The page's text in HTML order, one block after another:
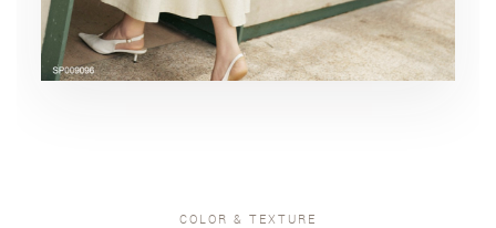
COLOR & TEXTURE